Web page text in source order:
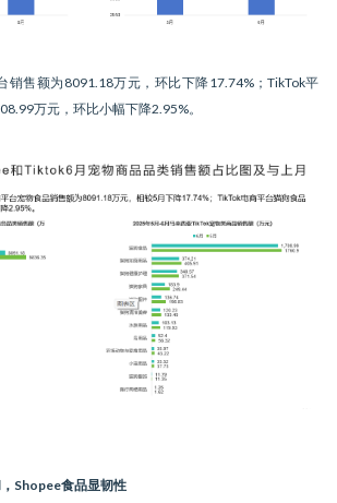
销售额为8091.18万元，环比下降17.74%；TikTok平
万元，环比小幅下降2.95%。
Shopee食品显韧性